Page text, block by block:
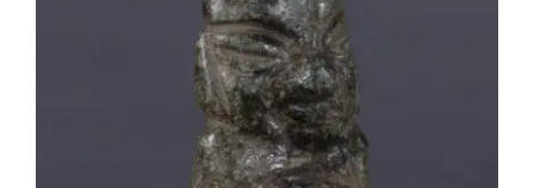
AMS008 Idole en pierre – Culture
Valdivia, Equateur